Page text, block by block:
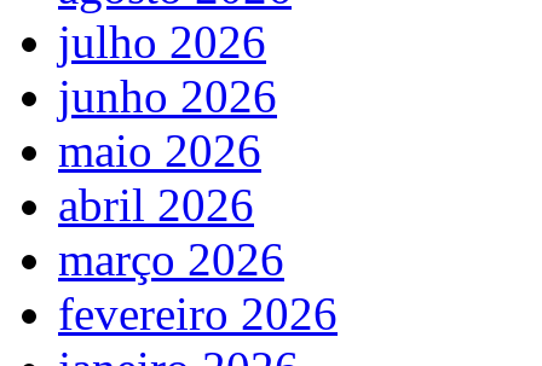
julho 2026
junho 2026
maio 2026
abril 2026
março 2026
fevereiro 2026